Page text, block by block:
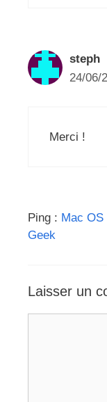
steph
24/06/
Merci !
Ping : Mac OS
Geek
Laisser un